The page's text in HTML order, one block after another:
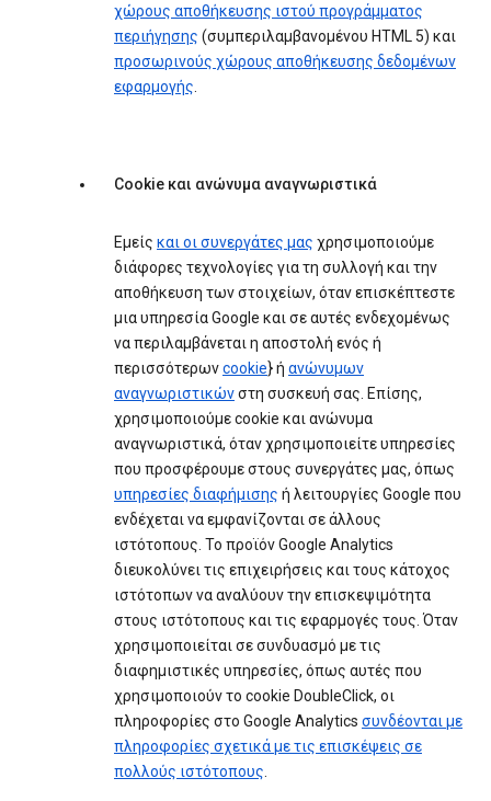
χώρους αποθήκευσης ιστού προγράμματος
περιήγησης (συμπεριλαμβανομένου HTML 5) και
προσωρινούς χώρους αποθήκευσης δεδομένων
εφαρμογής.
Cookie και ανώνυμα αναγνωριστικά
Εμείς και οι συνεργάτες μας χρησιμοποιούμε
διάφορες τεχνολογίες για τη συλλογή και την
αποθήκευση των στοιχείων, όταν επισκέπτεστε
μια υπηρεσία Google και σε αυτές ενδεχομένως
να περιλαμβάνεται η αποστολή ενός ή
περισσότερωνcookie} ή ανώνυμων
αναγνωριστικώνστη συσκευή σας. Επίσης,
χρησιμοποιούμε cookie και ανώνυμα
αναγνωριστικά, όταν χρησιμοποιείτε υπηρεσίες
που προσφέρουμε στους συνεργάτες μας, όπως
υπηρεσίες διαφήμισης ή λειτουργίες Google που
ενδέχεται να εμφανίζονται σε άλλους
ιστότοπους. Το προϊόν Google Analytics
διευκολύνει τις επιχειρήσεις και τους κάτοχος
ιστότοπων να αναλύουν την επισκεψιμότητα
στους ιστότοπους και τις εφαρμογές τους. Όταν
χρησιμοποιείται σε συνδυασμό με τις
διαφημιστικές υπηρεσίες, όπως αυτές που
χρησιμοποιούν το cookie DoubleClick, οι
πληροφορίες στο Google Analytics συνδέονται με
πληροφορίες σχετικά με τις επισκέψεις σε
πολλούς ιστότοπους.